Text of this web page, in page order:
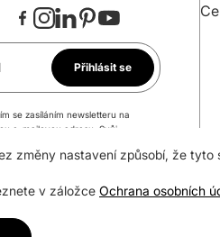
Přihlásit se
se zasíláním newsletteru na
e-mailovou adresu. Svůj
změny nastavení způsobí, že tyto
v záložce Ochrana osobních